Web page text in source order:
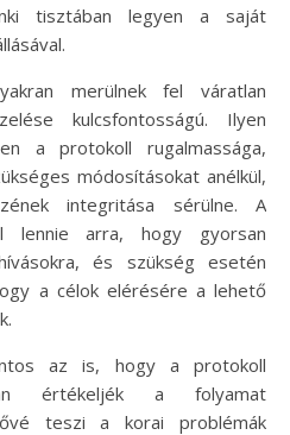
tisztában legyen a saját
merülnek fel váratlan
kulcsfontosságú. Ilyen
a protokoll rugalmassága,
módosításokat anélkül,
integritása sérülne. A
lennie arra, hogy gyorsan
és szükség esetén
a célok elérésére a lehető
az is, hogy a protokoll
értékeljék a folyamat
teszi a korai problémák